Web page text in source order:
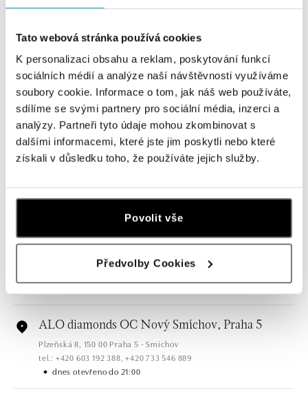
Tato webová stránka používá cookies
K personalizaci obsahu a reklam, poskytování funkcí
sociálních médií a analýze naší návštěvnosti využíváme
soubory cookie. Informace o tom, jak náš web používáte,
sdílíme se svými partnery pro sociální média, inzerci a
analýzy. Partneři tyto údaje mohou zkombinovat s
dalšími informacemi, které jste jim poskytli nebo které
získali v důsledku toho, že používáte jejich služby.
Povolit vše
Předvolby Cookies
Navštivte naše butiky
Všechny Česko Slovensko
ALO diamonds OC Forum Nová Karolina,
Ostrava
Jantarová 3344/4, 702 00 Ostrava-Moravská Ostrava
tel.: +420 603 166 013, +420 603 565 187
dnes otevřeno do 21:00
ALO diamonds OC Nový Smíchov, Praha 5
Plzeňská 8, 150 00 Praha 5 - Smíchov
tel.: +420 603 192 388, +420 733 546 889
dnes otevřeno do 21:00